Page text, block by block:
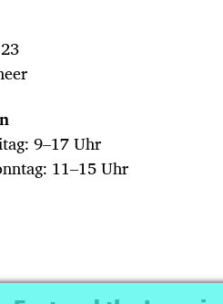
9–17 Uhr
11–15 Uhr